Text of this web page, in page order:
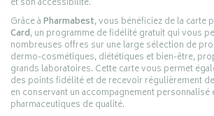
et son accessibilité.
Grâce àPharmabest, vous bénéficiez de la carte
Card, un programme de fidélité gratuit qui vous
nombreuses offres sur une large sélection de
dermo-cosmétiques, diététiques et bien-être,
grands laboratoires. Cette carte vous permet
des points fidélité et de recevoir régulièrement
en conservant un accompagnement
pharmaceutiques de qualité.